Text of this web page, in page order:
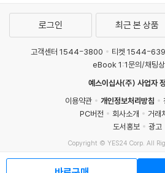
로그인 최근 본 상품
고객센터 1544-3800 티켓 1544-
eBook 1:1문의/채팅
예스이십사(주) 사업자
이용약관
개인정보처리방침
PC버전
회사소개
거래
도서홍보
광고
Copyright © YES24 Corp. All